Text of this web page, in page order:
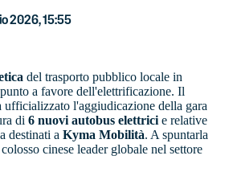
2026, 15:55
del trasporto pubblico locale in
a favore dell'elettrificazione. Il
ufficializzato l'aggiudicazione della gara
di 6 nuovi autobus elettricie relative
destinati a Kyma Mobilità. A spuntarla
colosso cinese leader globale nel settore